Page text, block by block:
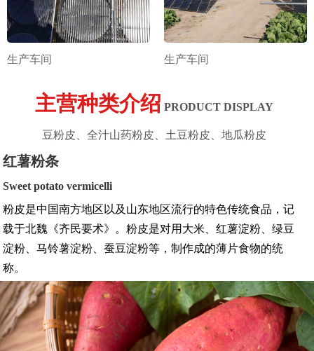
生产车间 生产车间
主营种类介绍 PRODUCT DISPLAY
豆粉皮、全汁山药粉皮、土豆粉皮、地瓜粉皮
红薯粉条
Sweet potato vermicelli
粉皮是中国南方地区以及山东地区流行的特色传统食品，记
载于北魏《齐民要术》。粉皮是对用大米、红薯淀粉、绿豆
淀粉、马铃薯淀粉、蚕豆淀粉等，制作成的薄片食物的统
称。